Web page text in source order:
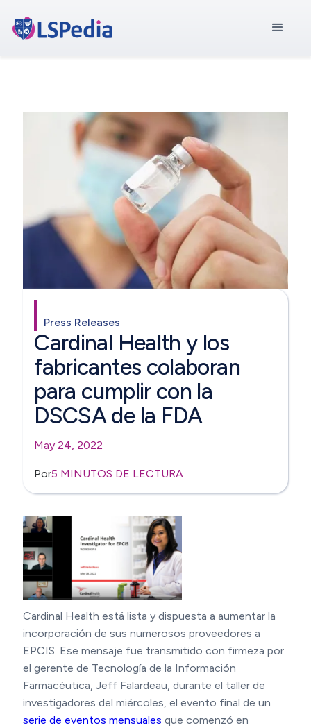
Press Releases
Cardinal Health y los
fabricantes colaboran
para cumplir con la
DSCSA de la FDA
May 24, 2022
Por5 MINUTOS DE LECTURA
Cardinal Health está lista y dispuesta a aumentar la
incorporación de sus numerosos proveedores a
EPCIS. Ese mensaje fue transmitido con firmeza por
el gerente de Tecnología de la Información
Farmacéutica, Jeff Falardeau, durante el taller de
investigadores del miércoles, el evento final de un
serie de eventos mensuales que comenzó en